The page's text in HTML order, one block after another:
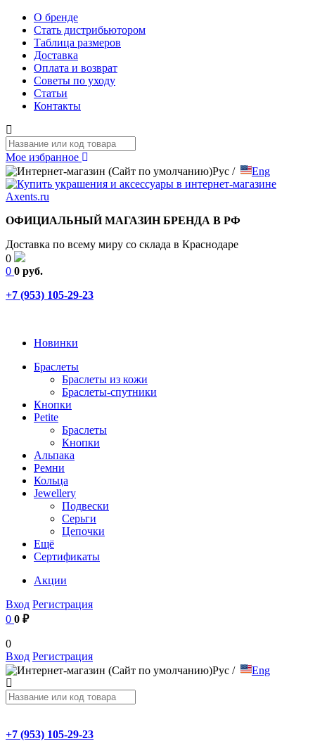
О бренде
Стать дистрибьютором
Таблица размеров
Доставка
Оплата и возврат
Советы по уходу
Статьи
Контакты
Мое избранное
Рус / Eng
ОФИЦИАЛЬНЫЙ МАГАЗИН БРЕНДА В РФ
Доставка по всему миру со склада в Краснодаре
0
0 0 руб.
+7 (953) 105-29-23
Новинки
Браслеты
Браслеты из кожи
Браслеты-спутники
Кнопки
Petite
Браслеты
Кнопки
Альпака
Ремни
Кольца
Jewellery
Подвески
Серьги
Цепочки
Ещё
Сертификаты
Акции
Вход Регистрация
0 0 ₽
0
Вход Регистрация
Рус / Eng
+7 (953) 105-29-23